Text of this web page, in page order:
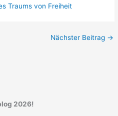
Traums von Freiheit
Nächster Beitrag →
2026!